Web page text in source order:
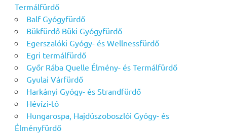
Termálfürdő
Balf Gyógyfürdő
Bükfürdő Büki Gyógyfürdő
Egerszalóki Gyógy- és Wellnessfürdő
Egri termálfürdő
Győr Rába Quelle Élmény- és Termálfürdő
Gyulai Várfürdő
Harkányi Gyógy- és Strandfürdő
Hévízi-tó
Hungarospa, Hajdúszoboszlói Gyógy- és
Élményfürdő